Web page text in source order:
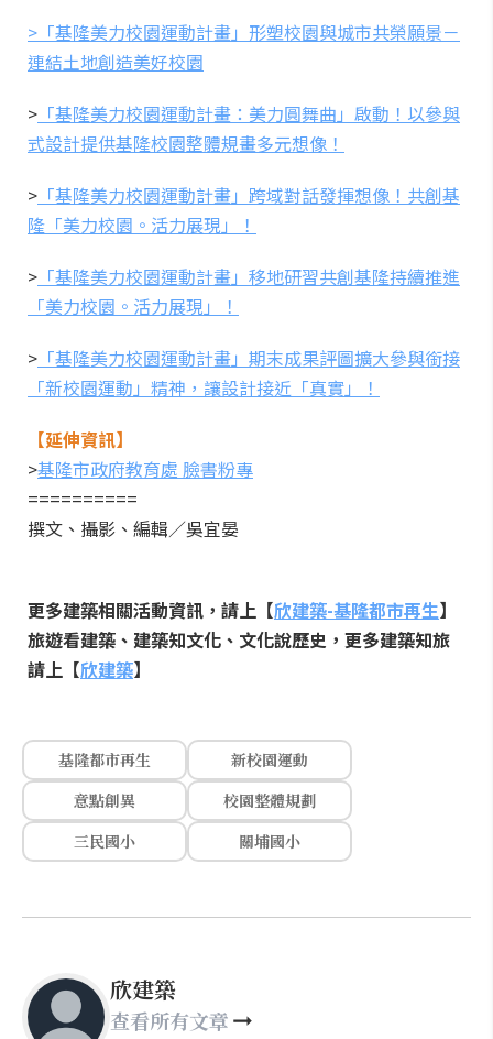
>「基隆美力校園運動計畫」形塑校園與城市共榮願景－
連結土地創造美好校園
> 「基隆美力校園運動計畫：美力圓舞曲」啟動！以參與
式設計提供基隆校園整體規畫多元想像！
> 「基隆美力校園運動計畫」跨域對話發揮想像！共創基
隆「美力校園。活力展現」！
> 「基隆美力校園運動計畫」移地研習共創基隆持續推進
「美力校園。活力展現」！
> 「基隆美力校園運動計畫」期末成果評圖擴大參與銜接
「新校園運動」精神，讓設計接近「真實」！
【延伸資訊】
>基隆市政府教育處 臉書粉專
==========
撰文、攝影、編輯／吳宜晏
更多建築相關活動資訊，請上【欣建築-基隆都市再生】
旅遊看建築、建築知文化、文化說歷史，更多建築知旅
請上【欣建築】
基隆都市再生
新校園運動
意點創異
校園整體規劃
三民國小
關埔國小
欣建築
查看所有文章